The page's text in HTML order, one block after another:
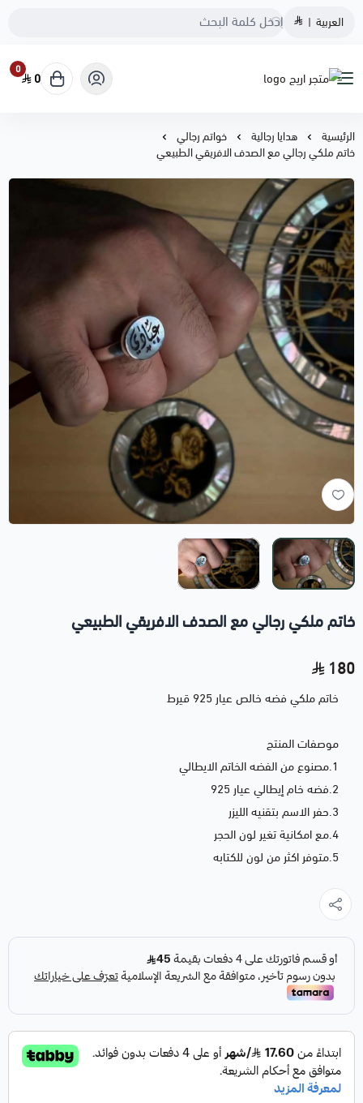
العربية |
متجر اريج
0
0
الرئيسية هدايا رجالية
خواتم رجالي
خاتم ملكي رجالي مع الصدف الافريقي الطبيعي
خاتم ملكي رجالي مع الصدف الافريقي الطبيعي
180
خاتم ملكي فضه خالص عيار 925 قيرط
موصفات المنتج
1.مصنوع من الفضه الخاتم الايطالي
2.فضه خام إيطالي عيار 925
3.حفر الاسم بتقنيه الليزر
4.مع امكانية تغير لون الحجر
5.متوفر اكثر من لون للكتابه